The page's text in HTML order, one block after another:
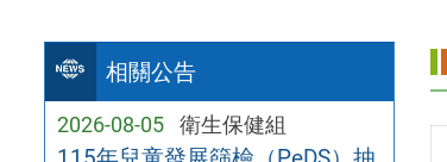
相關公告
2026-08-05 衛生保健組